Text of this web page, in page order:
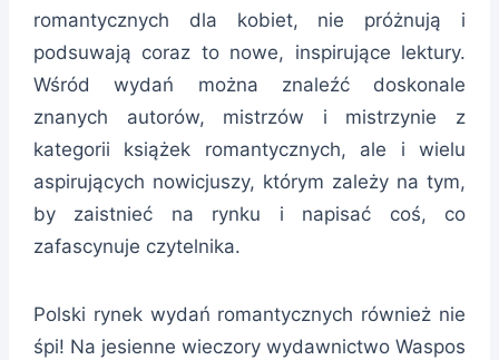
romantycznych dla kobiet, nie próżnują i
podsuwają coraz to nowe, inspirujące lektury.
Wśród wydań można znaleźć doskonale
znanych autorów, mistrzów i mistrzynie z
kategorii książek romantycznych, ale i wielu
aspirujących nowicjuszy, którym zależy na tym,
by zaistnieć na rynku i napisać coś, co
zafascynuje czytelnika.
Polski rynek wydań romantycznych również nie
śpi! Na jesienne wieczory wydawnictwo Waspos